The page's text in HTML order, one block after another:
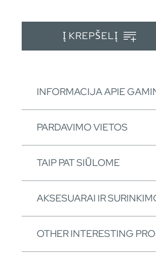
Į KREPŠELĮ
INFORMACIJA APIE
PARDAVIMO VIETOS
TAIP PAT SIŪLOME
AKSESUARAI IR
OTHER INTERESTING